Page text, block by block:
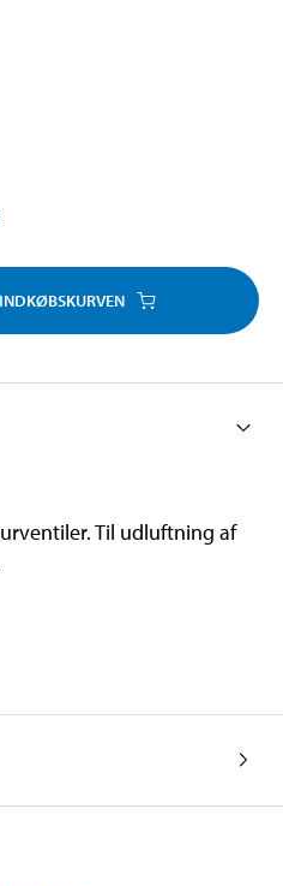
Til udluftning af